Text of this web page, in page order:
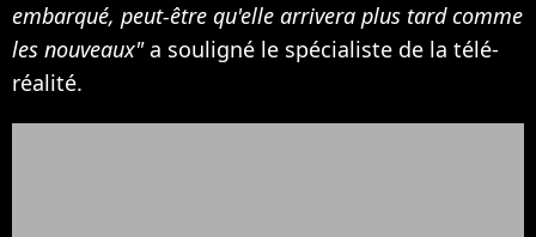
embarqué, peut-être qu'elle arrivera plus tard comme
les nouveaux"a souligné le spécialiste de la télé-
réalité.